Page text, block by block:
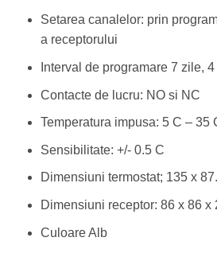
Setarea canalelor: prin
a receptorului
Interval de programare 7 zile,
Contacte de lucru: NO si NC
Temperatura impusa: 5 C – 35
Sensibilitate: +/- 0.5 C
Dimensiuni termostat; 135 x
Dimensiuni receptor: 86 x 86 x
Culoare Alb